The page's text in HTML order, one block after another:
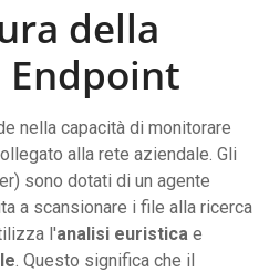
della
Endpoint
nella capacità di monitorare
alla rete aziendale. Gli
sono dotati di un agente
a scansionare i file alla ricerca
l'analisi euristica e
. Questo significa che il